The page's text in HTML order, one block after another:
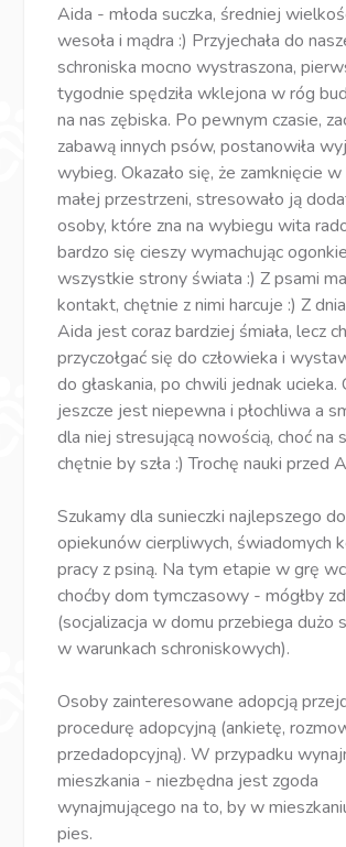
Aida - młoda suczka, średniej
wesoła i mądra :) Przyjechała do
schroniska mocno wystraszona,
tygodnie spędziła wklejona w róg
na nas zębiska. Po pewnym czasie,
zabawą innych psów, postanowiła
wybieg. Okazało się, że zamknięcie w
małej przestrzeni, stresowało ją
osoby, które zna na wybiegu wita
bardzo się cieszy wymachując
wszystkie strony świata :) Z psami
kontakt, chętnie z nimi harcuje :) Z
Aida jest coraz bardziej śmiała, lecz
przyczołgać się do człowieka i
do głaskania, po chwili jednak ucieka.
jeszcze jest niepewna i płochliwa a
dla niej stresującą nowością, choć na
chętnie by szła :) Trochę nauki przed
Szukamy dla sunieczki najlepszego
opiekunów cierpliwych, świadomych
pracy z psiną. Na tym etapie w grę
choćby dom tymczasowy - mógłby
(socjalizacja w domu przebiega dużo
w warunkach schroniskowych).
Osoby zainteresowane adopcją
procedurę adopcyjną (ankietę,
przedadopcyjną). W przypadku
mieszkania - niezbędna jest zgoda
wynajmującego na to, by w
pies.